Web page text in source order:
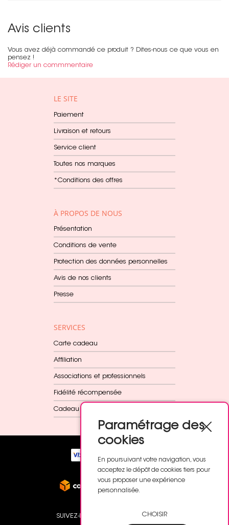
Avis clients
Vous avez déjà commandé ce produit ? Dites-nous ce que vous en
pensez !
Rédiger un commmentaire
LE SITE
Paiement
Livraison et retours
Service client
Toutes nos marques
*Conditions des offres
À PROPOS DE NOUS
Présentation
Conditions de vente
Protection des données personnelles
Avis de nos clients
Presse
SERVICES
Carte cadeau
Affiliation
Associations et professionnels
Fidélité récompensée
Cadeau dès 60€
SUIVEZ-NOUS
Paramétrage des
cookies
En poursuivant votre navigation, vous
acceptez le dépôt de cookies tiers pour
vous proposer une expérience
personnalisée.
CHOISIR